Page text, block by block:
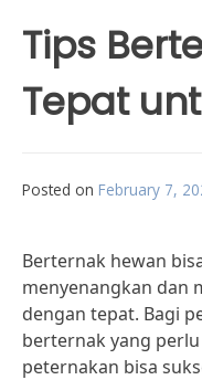
Tips
Tepat
Posted on February 7,
Berternak hewan
menyenangkan dan
dengan tepat. Bagi
berternak yang
peternakan bisa